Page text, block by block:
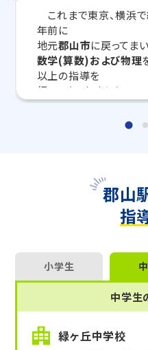
トライで一緒に、今ま
う！
マンツーマンの無料体験
いつでも受付中です。
お問い合わせは→こちら
教室長兼教育プランナ
これまで東京、横浜
年前に
地元郡山市に戻ってま
数学(算数)および物理
以上の指導を
行ってまいりましたので、
まで
あらゆるレベルに対応
生徒さんの理解度を確
ども用いて指導させて
また、質問なども随時
どうぞよろしくお願いい
郡山
指
小学生
中学生
緑ヶ丘中学校